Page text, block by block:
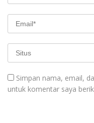
Simpan nama, email,
untuk komentar saya